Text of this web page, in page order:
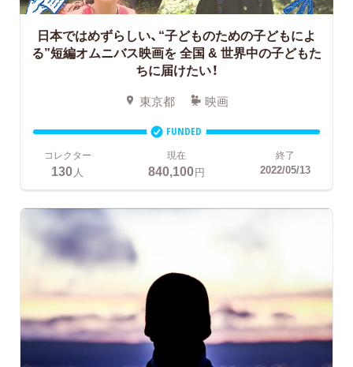
日本ではめずらしい、“子どものための子どもによ
る”短編オムニバス映画を全国 & 世界中の子どもた
ちに届けたい！
東京都 映画
FUNDED
コレクター
130 人
現在
840,100円
終了
2022/05/13